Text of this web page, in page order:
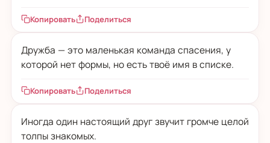
Копировать Поделиться
Дружба — это маленькая команда спасения, у
которой нет формы, но есть твоё имя в списке.
Копировать Поделиться
Иногда один настоящий друг звучит громче целой
толпы знакомых.